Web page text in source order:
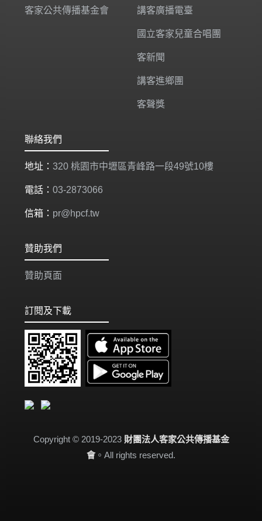
客家公共傳播基金會 講客廣播電臺
國立客家兒童合唱團
客新聞
講客進鄉團
客聲獎
聯絡我們
地址： 320 桃園市中壢區青峰路一段49號10樓
電話： 03-2873066
信箱： pr@hpcf.tw
贊助我們
贊助頁面
訂閱及下載
Copyright © 2019-2023 財團法人客家公共傳播基金
會。All rights reserved.